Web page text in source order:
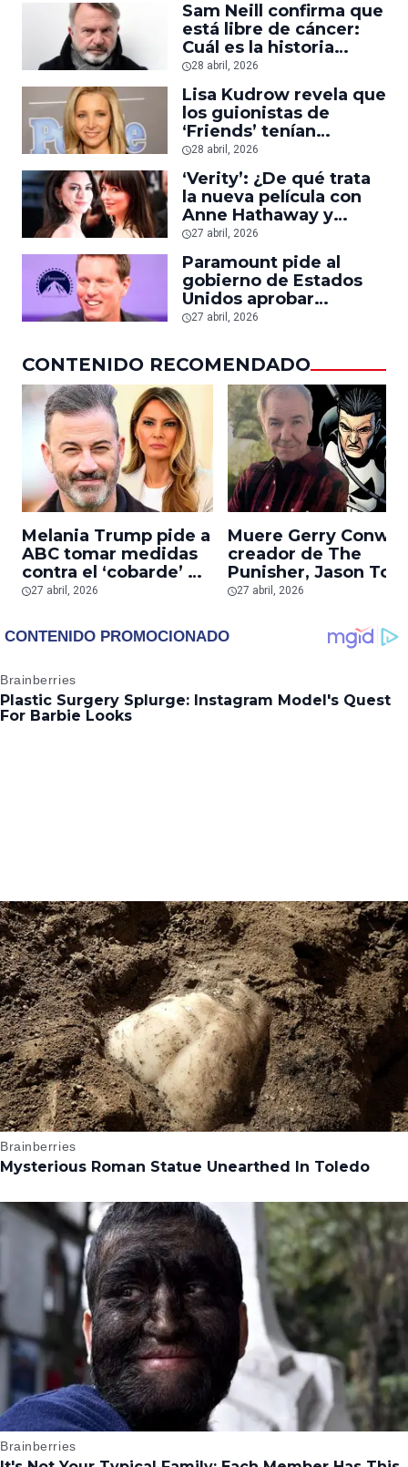
Sam Neill confirma que
está libre de cáncer:
Cuál es la historia
detrás del
padecimiento del actor
de ‘Jurassic Park’
28 abril, 2026
Lisa Kudrow revela que
los guionistas de
‘Friends’ tenían
comportamientos
inapropiados con las
actrices
28 abril, 2026
‘Verity’: ¿De qué trata
la nueva película con
Anne Hathaway y
Dakota Johnson
basada en la polémica
novela de Collen
Hoover?
27 abril, 2026
Paramount pide al
gobierno de Estados
Unidos aprobar
inversión de Medio
Warner Bros.
Discovery
27 abril, 2026
CONTENIDO RECOMENDADO
Melania Trump pide a
ABC tomar medidas
contra el ‘cobarde’ de
Jimmy Kimmel: ‘Su
divide nuestro país’
27 abril, 2026
Muere Gerry
creador de The
Punisher, Jason
Ben Reilly y otros
cómics, a los 73
27 abril, 2026